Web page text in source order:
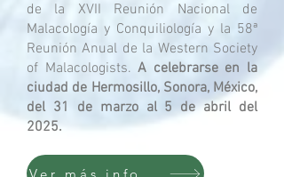
de la XVII Reunión Nacional de
Malacología y Conquiliología y la 58ª
Reunión Anual de la Western Society
of Malacologists.A celebrarse en la
ciudad de Hermosillo, Sonora, México,
del 31 de marzo al 5 de abril del
2025.
Ver más información